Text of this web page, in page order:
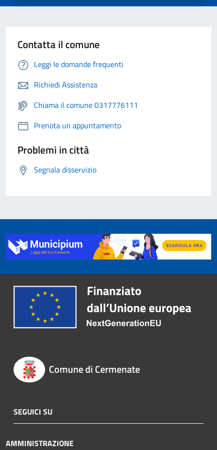
Contatta il comune
Leggi le domande frequenti
Richiedi Assistenza
Chiama il comune 0317776111
Prenota un appuntamento
Problemi in città
Segnala disservizio
Comune di Cermenate
SEGUICI SU
AMMINISTRAZIONE